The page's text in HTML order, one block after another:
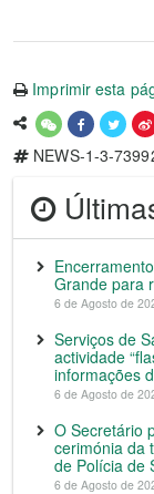
Imprimir esta
NEWS-1-3-
Grande para
6 de Agosto de
Serviços de
actividade
informações
6 de Agosto de
O Secretário
cerimónia da
de Polícia de
6 de Agosto de